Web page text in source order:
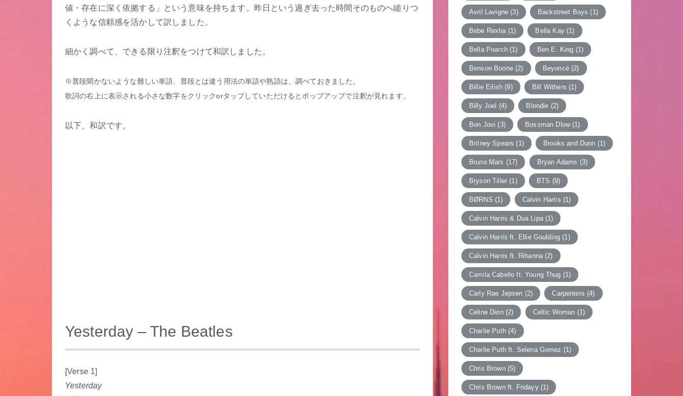
値・存在に深く依拠する」という意味を持ちます。昨日という過ぎ去った時間そのものへ縋りつ
くような信頼感を活かして訳しました。
細かく調べて、できる限り注釈をつけて和訳しました。
※普段聞かないような難しい単語、普段とは違う用法の単語や熟語は、調べておきました。
歌詞の右上に表示される小さな数字をクリックorタップしていただけるとポップアップで注釈が見れます。
以下、和訳です。
Yesterday – The Beatles
[Verse 1]
Yesterday
Avril Lavigne (3) Backstreet Boys (1)
Bebe Rexha (1) Bella Kay(1)
Bella Poarch(1) Ben E. King (1)
Benson Boone(2) Beyoncé(2)
Billie Eilish (9) Bill Withers (1)
Billy Joel (4) Blondie (2)
Bon Jovi (3) Bossman Dlow(1)
Britney Spears (1) Brooks and Dunn (1)
Bruno Mars (17) Bryan Adams (3)
Bryson Tiller (1) BTS (9)
BØRNS (1) Calvin Harris (1)
Calvin Harris & Dua Lipa(1)
Calvin Harris ft. Ellie Goulding (1)
Calvin Harris ft. Rihanna (2)
Camila Cabello ft. Young Thug (1)
Carly Rae Jepsen (2) Carpenters (4)
Celine Dion(2) Celtic Woman (1)
Charlie Puth(4)
Charlie Puth ft. Selena Gomez (1)
Chris Brown(5)
Chris Brown ft. Fridayy(1)